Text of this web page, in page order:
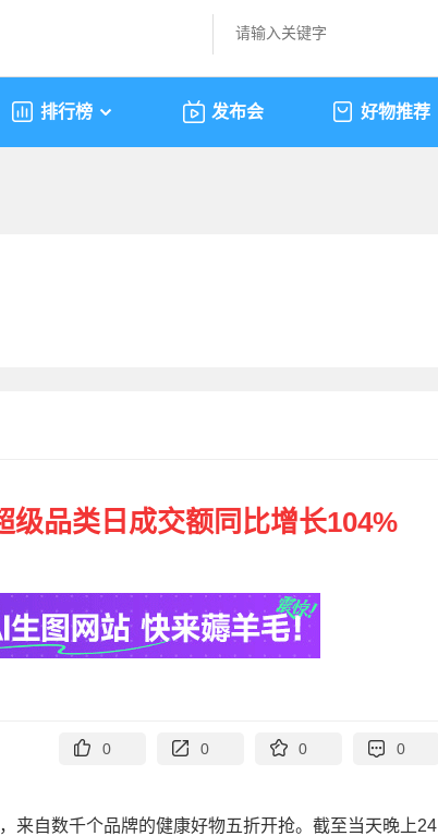
排行榜 发布会 好物推荐
级品类日成交额同比增长104%
0 0 0 0
自数千个品牌的健康好物五折开抢。截至当天晚上24